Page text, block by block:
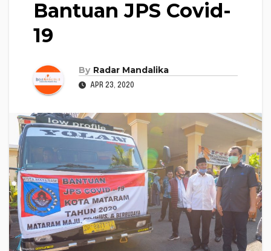
Bantuan JPS Covid-
19
By Radar Mandalika
APR 23, 2020